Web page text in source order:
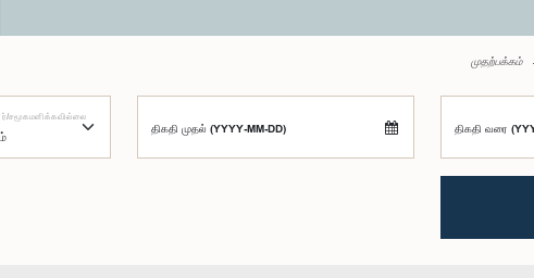
முதற்பக்கம்
சமூகமளிக்கவில்லை
திகதி முதல் (YYYY-MM-DD) திகதி வரை